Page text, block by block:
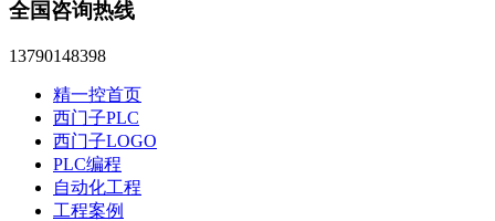
全国咨询热线
13790148398
精一控首页
西门子PLC
西门子LOGO
PLC编程
自动化工程
工程案例